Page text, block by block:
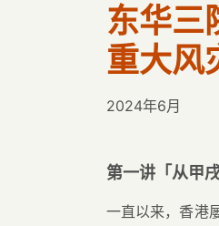
东华三
重大风
2024年6月
第一讲「从甲
一直以来，香港